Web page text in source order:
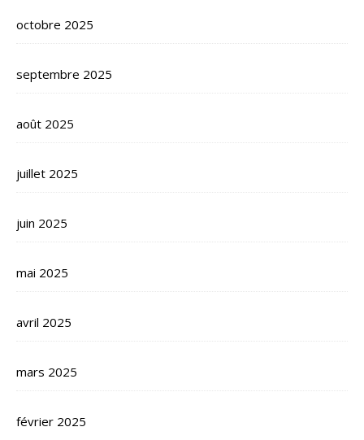
octobre 2025
septembre 2025
août 2025
juillet 2025
juin 2025
mai 2025
avril 2025
mars 2025
février 2025